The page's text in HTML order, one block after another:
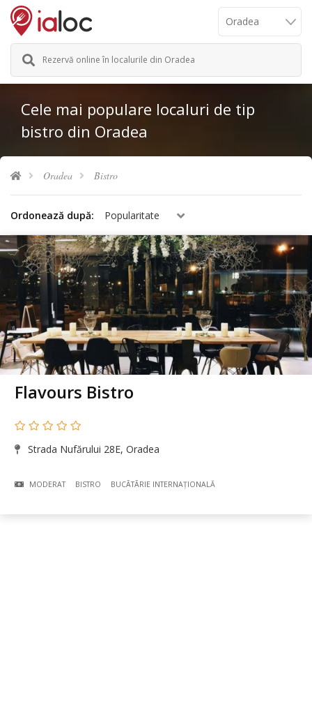
Rezervă online în localurile din Oradea
Cele mai populare localuri de tip
bistro din Oradea
Oradea Bistro
Ordonează după: Popularitate
Flavours Bistro
Strada Nufărului 28E, Oradea
MODERAT BISTRO BUCÃTÃRIE INTERNAȚIONALĂ